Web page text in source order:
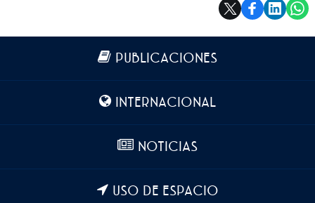
Más información
PUBLICACIONES
INTERNACIONAL
NOTICIAS
USO DE ESPACIO